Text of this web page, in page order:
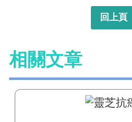
回上頁
相關文章